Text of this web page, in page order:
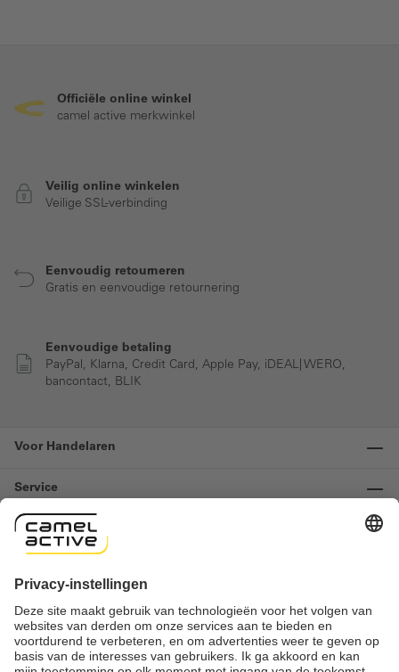
Officiële online winkel
camel active merkwinkel
Veilig online winkelen
Veilige SSL-verbinding
Eenvoudig retourneren
Gratis en eenvoudige retournering
Eenvoudige betaling
PayPal, Klarna, Credit Card, Apple Pay, iDEAL| WERO,
bancontact, BLIK
Voor Handelaren
Service
Informatie
Important links
Herroeping